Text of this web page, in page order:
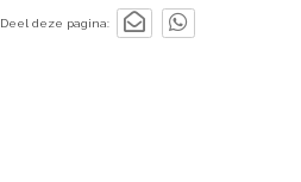
Deel deze pagina: